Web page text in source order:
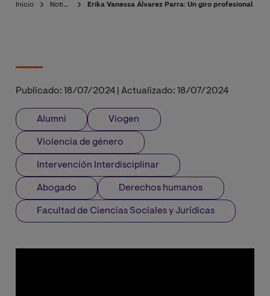
Inicio Noticias Erika Vanessa Álvarez Parra: Un giro profesional
Publicado: 18/07/2024 Actualizado: 18/07/2024
Alumni Viogen
Violencia de género
Intervención Interdisciplinar
Abogado Derechos humanos
Facultad de Ciencias Sociales y Jurídicas